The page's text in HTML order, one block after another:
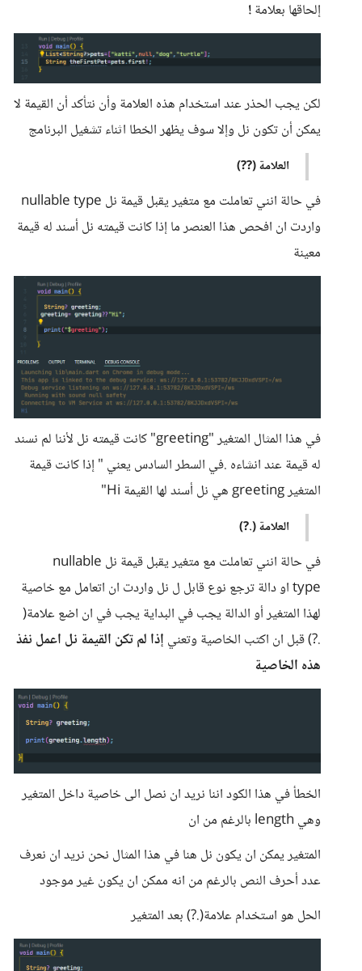
إلحاقها بعلامة!
لكن يجب الحذر عند استخدام هذه العلامة وأن نتأكد أن القيمة لا
يمكن أن تكون نل وإلا سوف يظهر الخطا اثناء تشغيل البرنامج
العلامة (??)
في حالة انني تعاملت مع متغير يقبل قيمة نل nullable type
واردت ان افحص هذا العنصر ما إذا كانت قيمته نل أسند له قيمة
معينة
في هذا المثال المتغير "greeting" كانت قيمته نل لأننا لم نسند
له قيمة عند انشاءه .في السطر السادس يعني " إذا كانت قيمة
المتغير greeting هي نل أسند لها القيمة Hi"
العلامة (.?)
في حالة انني تعاملت مع متغير يقبل قيمة نل nullable
type او دالة ترجع نوع قابل ل نل واردت ان اتعامل مع خاصية
لهذا المتغير أو الدالة يجب في البداية يجب في ان اضع علامة(
.?) قبل ان اكتب الخاصية وتعني إذا لم تكن القيمة نل اعمل نفذ
هذه الخاصية
الخطأ في هذا الكود اننا نريد ان نصل الى خاصية داخل المتغير
وهي length بالرغم من ان
المتغير يمكن ان يكون نل هنا في هذا المثال نحن نريد ان نعرف
عدد أحرف النص بالرغم من انه ممكن ان يكون غير موجود
الحل هو استخدام علامة(.?) بعد المتغير